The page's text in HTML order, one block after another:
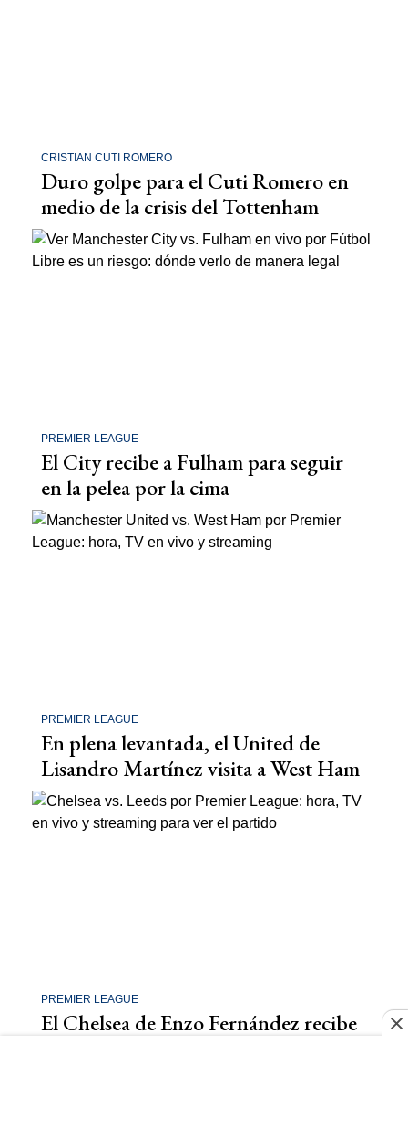
CRISTIAN CUTI ROMERO
Duro golpe para el Cuti Romero en
medio de la crisis del Tottenham
PREMIER LEAGUE
El City recibe a Fulham para seguir
en la pelea por la cima
PREMIER LEAGUE
En plena levantada, el United de
Lisandro Martínez visita a West Ham
PREMIER LEAGUE
El Chelsea de Enzo Fernández recibe